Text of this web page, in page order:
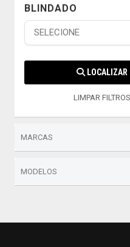
BLINDADO
LOCALIZAR
LIMPAR FILTROS
MARCAS
MODELOS